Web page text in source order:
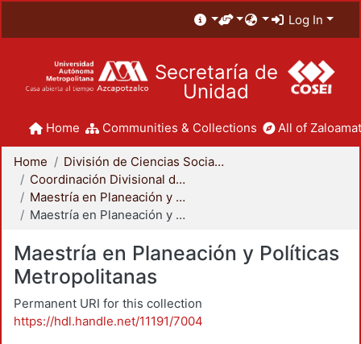
Log In
Secretaría de
Unidad
Home Communities & Collections All of
Home
División de Ciencias Sociales y Humanidades
Coordinación Divisional de Posgrado
Maestría en Planeación y Políticas Metropolitanas
Maestría en Planeación y Políticas Metropolitanas
Maestría en Planeación y Políticas
Metropolitanas
Permanent URI for this collection
https://hdl.handle.net/11191/7004